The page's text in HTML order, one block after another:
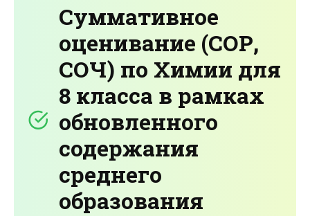
Суммативное
оценивание (СОР,
СОЧ) по Химии для
8 класса в рамках
обновленного
содержания
среднего
образования